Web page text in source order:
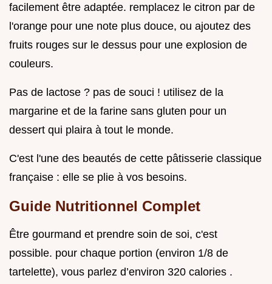
facilement être adaptée. remplacez le citron par de
l'orange pour une note plus douce, ou ajoutez des
fruits rouges sur le dessus pour une explosion de
couleurs.
Pas de lactose ? pas de souci ! utilisez de la
margarine et de la farine sans gluten pour un
dessert qui plaira à tout le monde.
C'est l'une des beautés de cette pâtisserie classique
française : elle se plie à vos besoins.
Guide Nutritionnel Complet
Être gourmand et prendre soin de soi, c'est
possible. pour chaque portion (environ 1/8 de
tartelette), vous parlez d’environ 320 calories .